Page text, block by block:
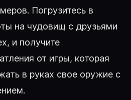
Погрузитесь в
на чудовищ с друзьями
и получите
от игры, которая
в руках свое оружие с